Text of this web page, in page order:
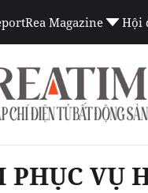
Rea Magazine Hội
VỤ